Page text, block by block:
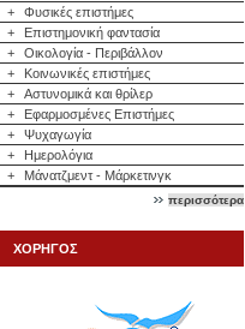
+
Φυσικές επιστήμες
+
Επιστημονική φαντασία
+
Οικολογία - Περιβάλλον
+
Κοινωνικές επιστήμες
+
Αστυνομικά και θρίλερ
+
Εφαρμοσμένες Επιστήμες
+
Ψυχαγωγία
+
Ημερολόγια
+
Μάνατζμεντ - Μάρκετινγκ
περισσότερα
ΧΟΡΗΓΟΣ